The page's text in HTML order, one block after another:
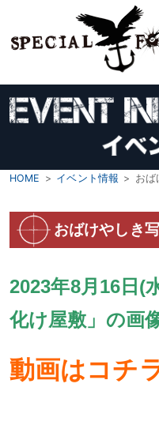
HOME イベント情報 おば
おばけやしき
2023年8月16日(
化け屋敷」の画
動画はコチ